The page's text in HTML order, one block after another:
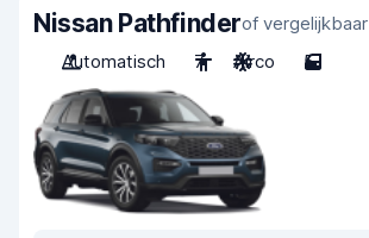
Nissan Pathfinderof vergelijkbaar
Automatisch
7 Airco 5